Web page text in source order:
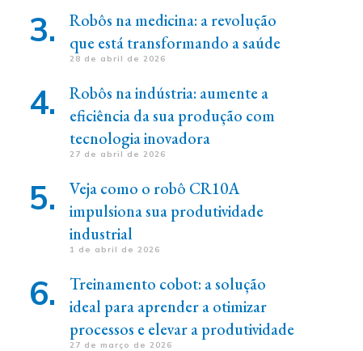
Robôs na medicina: a revolução
que está transformando a saúde
28 de abril de 2026
Robôs na indústria: aumente a
eficiência da sua produção com
tecnologia inovadora
27 de abril de 2026
Veja como o robô CR10A
impulsiona sua produtividade
industrial
1 de abril de 2026
Treinamento cobot: a solução
ideal para aprender a otimizar
processos e elevar a produtividade
27 de março de 2026